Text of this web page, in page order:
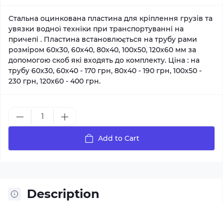
Стальна оцинкована пластина для кріплення грузів та
увязки водної техніки при транспортуванні на
причепі . Пластина встановлюється на трубу рами
розміром 60х30, 60х40, 80х40, 100х50, 120х60 мм за
допомогою скоб які входять до комплекту. Ціна : на
трубу 60х30, 60х40 - 170 грн, 80х40 - 190 грн, 100х50 -
230 грн, 120х60 - 400 грн.
Add to Cart
Description